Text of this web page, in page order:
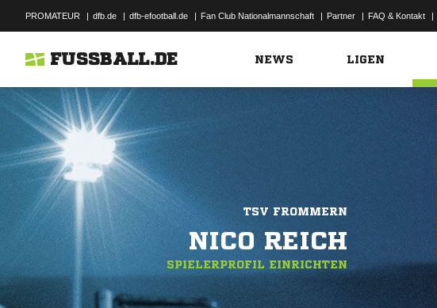
PROMATEUR | dfb.de | dfb-efootball.de | Fan Club Nationalmannschaft | Partner | FAQ & Kontakt |
FUSSBALL.DE NEWS LIGEN
TSV FROMMERN
NICO REICH
SPIELERPROFIL EINRICHTEN